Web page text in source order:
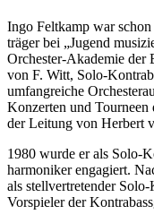
Ingo Feltkamp war
träger bei „Jugend
Orchester-Akademie der
von F. Witt, Solo-
umfang­reiche
Konzer­ten und
der Leitung von Herbert
1980 wurde er als Solo-
harmoniker enga­giert.
als stell­vertre­tender
Vor­spieler der